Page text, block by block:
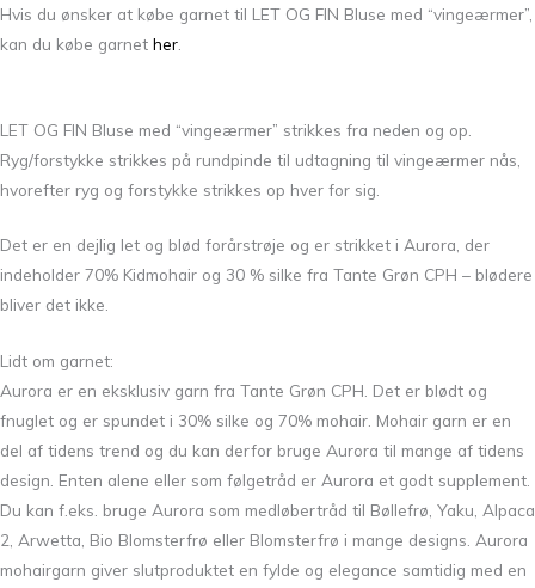
Hvis du ønsker at købe garnet til LET OG FIN Bluse med “vingeærmer”,
kan du købe garnet her
LET OG FIN Bluse med “vingeærmer” strikkes fra neden og op.
Ryg/forstykke strikkes på rundpinde til udtagning til vingeærmer nås,
hvorefter ryg og forstykke strikkes op hver for sig.
Det er en dejlig let og blød forårstrøje og er strikket i Aurora, der
indeholder 70% Kidmohair og 30 % silke fra Tante Grøn CPH – blødere
bliver det ikke.
Lidt om garnet:
Aurora er en eksklusiv garn fra Tante Grøn CPH. Det er blødt og
fnuglet og er spundet i 30% silke og 70% mohair. Mohair garn er en
del af tidens trend og du kan derfor bruge Aurora til mange af tidens
design. Enten alene eller som følgetråd er Aurora et godt supplement.
Du kan f.eks. bruge Aurora som medløbertråd til Bøllefrø, Yaku, Alpaca
2, Arwetta, Bio Blomsterfrø eller Blomsterfrø i mange designs. Aurora
mohairgarn giver slutproduktet en fylde og elegance samtidig med en